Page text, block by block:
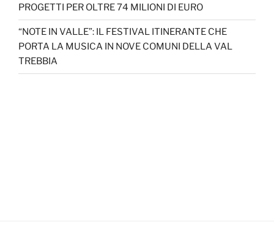
PROGETTI PER OLTRE 74 MILIONI DI EURO
“NOTE IN VALLE”: IL FESTIVAL ITINERANTE CHE
PORTA LA MUSICA IN NOVE COMUNI DELLA VAL
TREBBIA